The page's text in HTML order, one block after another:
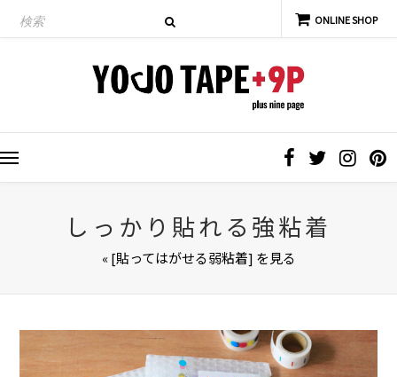
しっかり貼れる強粘着
« [貼ってはがせる弱粘着] を見る